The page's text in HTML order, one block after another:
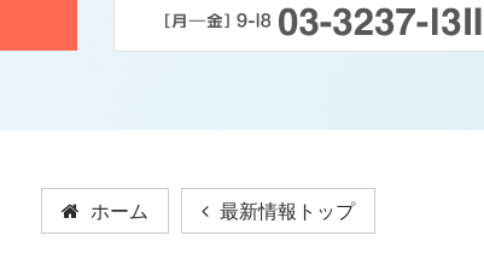
ホーム 最新情報トップ